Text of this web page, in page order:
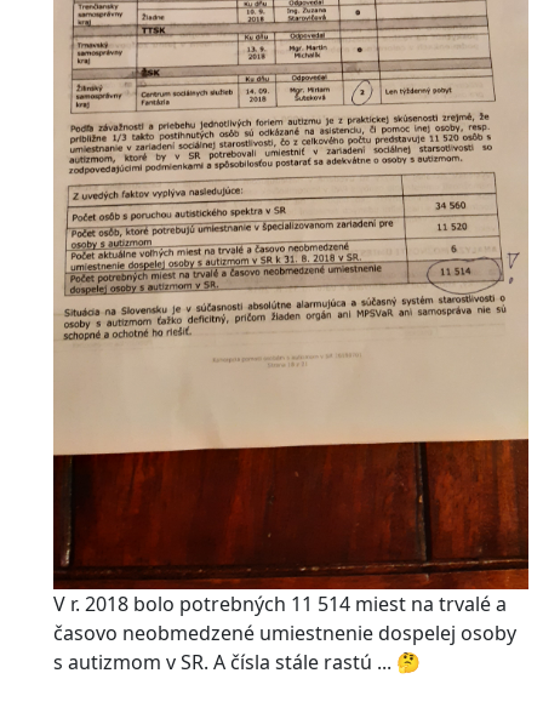
V r. 2018 bolo potrebných 11 514 miest na trvalé a
časovo neobmedzené umiestnenie dospelej osoby
s autizmom v SR. A čísla stále rastú ... 🤔